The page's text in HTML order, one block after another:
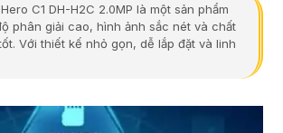
C1 DH-H2C 2.0MP là một sản phẩm
phân giải cao, hình ảnh sắc nét và chất
Với thiết kế nhỏ gọn, dễ lắp đặt và linh